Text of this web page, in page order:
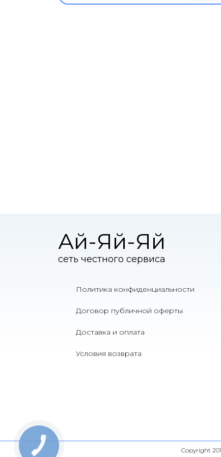
Ай-Яй-Яй
сеть честного сервиса
Политика конфиденциальности
Договор публичной оферты
Доставка и оплата
Условия возврата
Copyright